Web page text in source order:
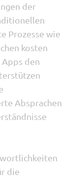
der
Prozesse wie
kosten
den
Absprachen
die